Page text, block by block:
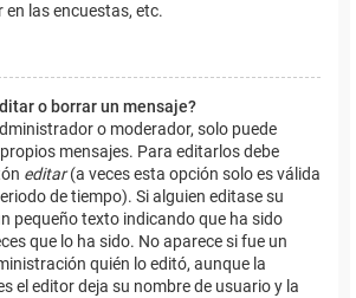
las encuestas, etc.
o borrar un mensaje?
o moderador, solo puede
mensajes. Para editarlos debe
editar(a veces esta opción solo es válida
de tiempo). Si alguien editase su
pequeño texto indicando que ha sido
que lo ha sido. No aparece si fue un
quién lo editó, aunque la
el editor deja su nombre de usuario y la